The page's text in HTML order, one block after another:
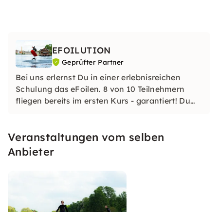
EFOILUTION
Geprüfter Partner
Bei uns erlernst Du in einer erlebnisreichen
Schulung das eFoilen. 8 von 10 Teilnehmern
fliegen bereits im ersten Kurs - garantiert! Du
Veranstaltungen vom selben
Anbieter